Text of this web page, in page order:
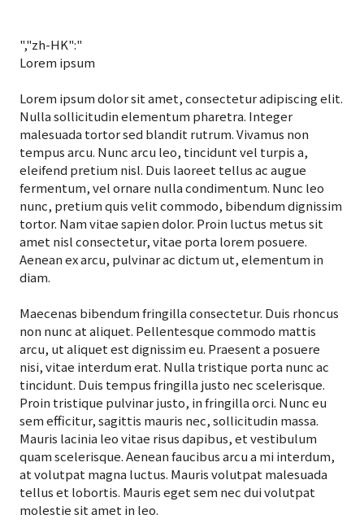
","zh-HK":"
Lorem ipsum
Lorem ipsum dolor sit amet, consectetur adipiscing elit.
Nulla sollicitudin elementum pharetra. Integer
malesuada tortor sed blandit rutrum. Vivamus non
tempus arcu. Nunc arcu leo, tincidunt vel turpis a,
eleifend pretium nisl. Duis laoreet tellus ac augue
fermentum, vel ornare nulla condimentum. Nunc leo
nunc, pretium quis velit commodo, bibendum dignissim
tortor. Nam vitae sapien dolor. Proin luctus metus sit
amet nisl consectetur, vitae porta lorem posuere.
Aenean ex arcu, pulvinar ac dictum ut, elementum in
diam.
Maecenas bibendum fringilla consectetur. Duis rhoncus
non nunc at aliquet. Pellentesque commodo mattis
arcu, ut aliquet est dignissim eu. Praesent a posuere
nisi, vitae interdum erat. Nulla tristique porta nunc ac
tincidunt. Duis tempus fringilla justo nec scelerisque.
Proin tristique pulvinar justo, in fringilla orci. Nunc eu
sem efficitur, sagittis mauris nec, sollicitudin massa.
Mauris lacinia leo vitae risus dapibus, et vestibulum
quam scelerisque. Aenean faucibus arcu a mi interdum,
at volutpat magna luctus. Mauris volutpat malesuada
tellus et lobortis. Mauris eget sem nec dui volutpat
molestie sit amet in leo.